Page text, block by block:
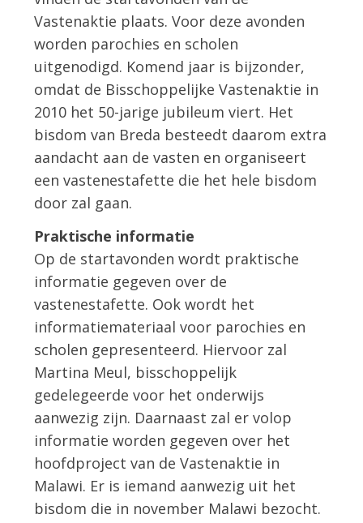
Vastenaktie plaats. Voor deze avonden
worden parochies en scholen
uitgenodigd. Komend jaar is bijzonder,
omdat de Bisschoppelijke Vastenaktie in
2010 het 50-jarige jubileum viert. Het
bisdom van Breda besteedt daarom extra
aandacht aan de vasten en organiseert
een vastenestafette die het hele bisdom
door zal gaan.
Praktische informatie
Op de startavonden wordt praktische
informatie gegeven over de
vastenestafette. Ook wordt het
informatiemateriaal voor parochies en
scholen gepresenteerd. Hiervoor zal
Martina Meul, bisschoppelijk
gedelegeerde voor het onderwijs
aanwezig zijn. Daarnaast zal er volop
informatie worden gegeven over het
hoofdproject van de Vastenaktie in
Malawi. Er is iemand aanwezig uit het
bisdom die in november Malawi bezocht.